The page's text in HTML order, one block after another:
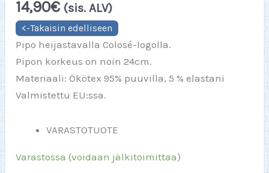
14,90€ (sis. ALV)
Pipo heijastavalla Colosé-logolla.
Pipon korkeus on noin 24cm.
Materiaali: Ökötex 95% puuvilla, 5 % elastani
Valmistettu EU:ssa.
VARASTOTUOTE
Varastossa (voidaan jälkitoimittaa)